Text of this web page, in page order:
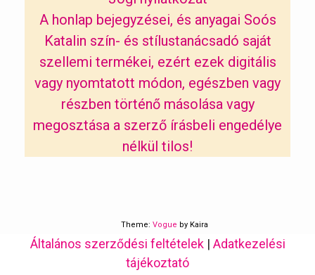
A honlap bejegyzései, és anyagai Soós
Katalin szín- és stílustanácsadó saját
szellemi termékei, ezért ezek digitális
vagy nyomtatott módon, egészben vagy
részben történő másolása vagy
megosztása a szerző írásbeli engedélye
nélkül tilos!
Theme: Vogue by Kaira
Általános szerződési feltételek| Adatkezelési
tájékoztató